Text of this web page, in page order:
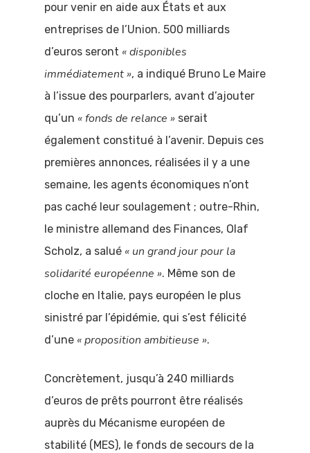
pour venir en aide aux États et aux
entreprises de l’Union. 500 milliards
d’euros seront « disponibles
immédiatement », a indiqué Bruno Le Maire
à l’issue des pourparlers, avant d’ajouter
qu’un « fonds de relance » serait
également constitué à l’avenir. Depuis ces
premières annonces, réalisées il y a une
semaine, les agents économiques n’ont
pas caché leur soulagement ; outre-Rhin,
le ministre allemand des Finances, Olaf
Scholz, a salué « un grand jour pour la
solidarité européenne ». Même son de
cloche en Italie, pays européen le plus
sinistré par l’épidémie, qui s’est félicité
d’une « proposition ambitieuse ».
Concrètement, jusqu’à 240 milliards
d’euros de prêts pourront être réalisés
auprès du Mécanisme européen de
stabilité (MES), le fonds de secours de la
Accueil
Comprendre
politique
Comprendre
l’actualité
politique
Vidéos
Grand débat
jeunes